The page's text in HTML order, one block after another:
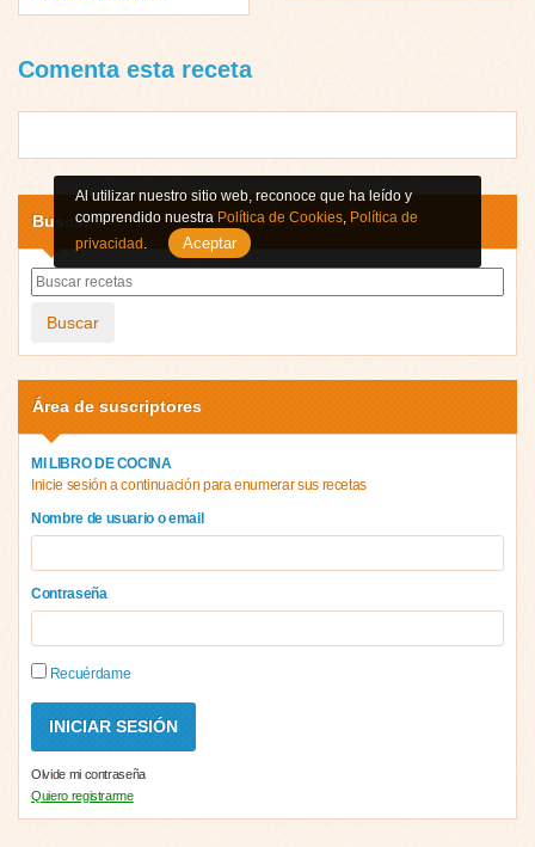
Comenta esta receta
Buscar
Buscar
Área de suscriptores
MI LIBRO DE COCINA
Inicie sesión a continuación para enumerar sus recetas
Nombre de usuario o email
Contraseña
Recuérdame
Olvide mi contraseña
Quiero registrarme
Al utilizar nuestro sitio web, reconoce que ha leído y
comprendido nuestra Política de Cookies, Política de
privacidad . Aceptar